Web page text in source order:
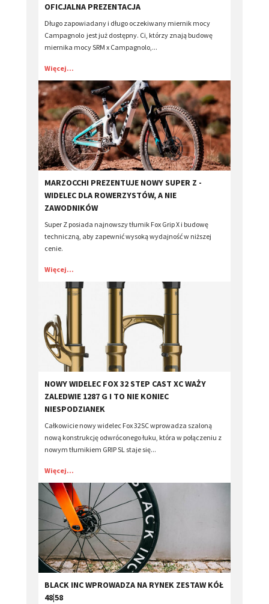
OFICJALNA PREZENTACJA
Długo zapowiadany i długo oczekiwany miernik mocy
Campagnolo jest już dostępny. Ci, którzy znają budowę
miernika mocy SRM x Campagnolo,...
Więcej...
​MARZOCCHI PREZENTUJE NOWY SUPER Z -
WIDELEC DLA ROWERZYSTÓW, A NIE
ZAWODNIKÓW
Super Z posiada najnowszy tłumik Fox Grip X i budowę
techniczną, aby zapewnić wysoką wydajność w niższej
cenie.
Więcej...
​NOWY WIDELEC FOX 32 STEP CAST XC WAŻY
ZALEDWIE 1287 G I TO NIE KONIEC
NIESPODZIANEK
Całkowicie nowy widelec Fox 32SC wprowadza szaloną
nową konstrukcję odwróconego łuku, która w połączeniu z
nowym tłumikiem GRIP SL staje się...
Więcej...
​BLACK INC WPROWADZA NA RYNEK ZESTAW KÓŁ
48|58